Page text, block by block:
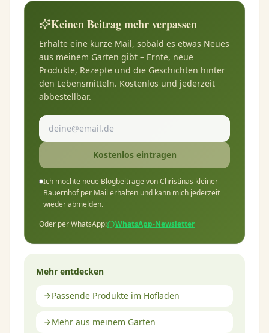
Keinen Beitrag mehr verpassen
Erhalte eine kurze Mail, sobald es etwas Neues
aus meinem Garten gibt – Ernte, neue
Produkte, Rezepte und die Geschichten hinter
den Lebensmitteln. Kostenlos und jederzeit
abbestellbar.
Kostenlos eintragen
Ich möchte neue Blogbeiträge von Christinas kleiner
Bauernhof per Mail erhalten und kann mich jederzeit
wieder abmelden.
Oder per WhatsApp:
WhatsApp-Newsletter
Mehr entdecken
Passende Produkte im Hofladen
Mehr aus meinem Garten